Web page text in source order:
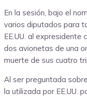
En la sesión, bajo el
varios diputados para
EE.UU. al expresidente
dos avionetas de una
muerte de sus cuatro
Al ser preguntada
la utilizada por EE.UU.